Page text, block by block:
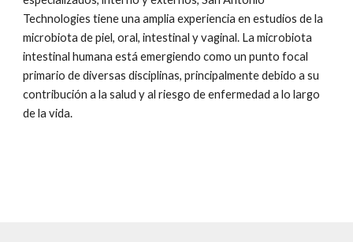
Technologies tiene una amplia experiencia en estudios de la
microbiota de piel, oral, intestinal y vaginal. La microbiota
intestinal humana está emergiendo como un punto focal
primario de diversas disciplinas, principalmente debido a su
contribución a la salud y al riesgo de enfermedad a lo largo
de la vida.